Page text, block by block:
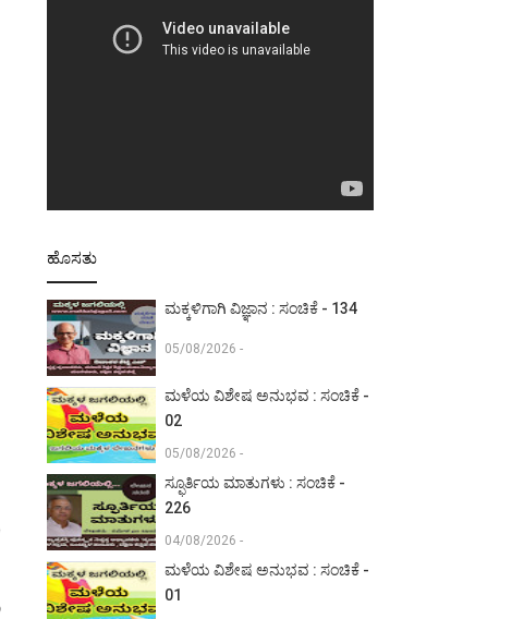
ಹೊಸತು
ಮಕ್ಕಳಿಗಾಗಿ ವಿಜ್ಞಾನ : ಸಂಚಿಕೆ - 134
05/08/2026 -
ಮಳೆಯ ವಿಶೇಷ ಅನುಭವ : ಸಂಚಿಕೆ -
02
05/08/2026 -
ಸ್ಫೂರ್ತಿಯ ಮಾತುಗಳು : ಸಂಚಿಕೆ -
226
04/08/2026 -
ಮಳೆಯ ವಿಶೇಷ ಅನುಭವ : ಸಂಚಿಕೆ -
01